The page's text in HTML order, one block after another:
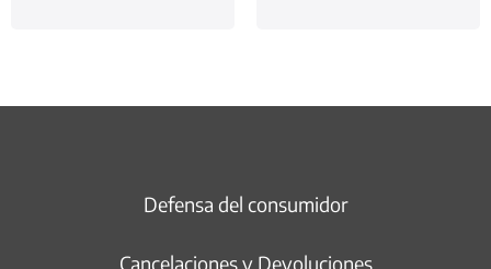
Defensa del consumidor
Cancelaciones y Devoluciones